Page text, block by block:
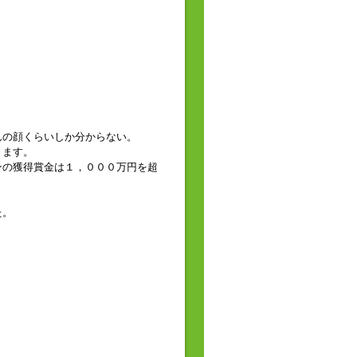
顔くらいしか分からない。
す。
獲得賞金は１，０００万円を超